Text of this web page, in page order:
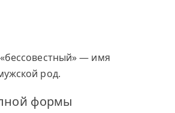
— имя
род.
формы